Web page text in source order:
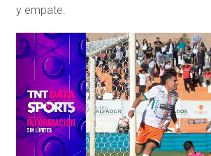
y empate.